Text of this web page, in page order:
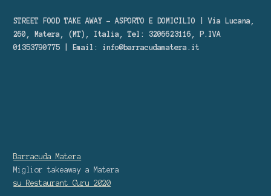
STREET FOOD TAKE AWAY – ASPORTO E DOMICILIO | Via Lucana,
260, Matera, (MT), Italia, Tel: 3206623116, P.IVA
01353790775 | Email: info@barracudamatera.it
Barracuda Matera
Miglior takeaway a Matera
su Restaurant Guru
2020